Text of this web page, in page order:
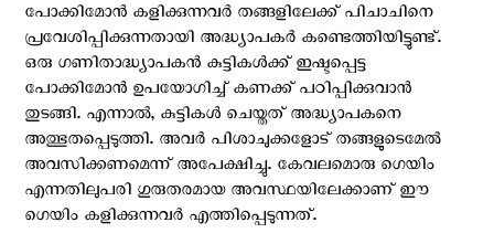
പോക്കിമോന്‍ കളിക്കുന്നവര്‍ തങ്ങളിലേക്ക് പിചാചിനെ
പ്രവേശിപ്പിക്കുന്നതായി അദ്ധ്യാപകര്‍ കണ്ടെത്തിയിട്ടുണ്ട്.
ഒരു ഗണിതാദ്ധ്യാപകന്‍ കുട്ടികള്‍ക്ക് ഇഷ്ടപ്പെട്ട
പോക്കിമോന്‍ ഉപയോഗിച്ച് കണക്ക് പഠിപ്പിക്കുവാന്‍
തുടങ്ങി. എന്നാല്‍, കുട്ടികള്‍ ചെയ്തത് അദ്ധ്യാപകനെ
അത്ഭുതപ്പെടുത്തി. അവര്‍ പിശാചുക്കളോട് തങ്ങളുടെമേല്‍
അവസിക്കണമെന്ന് അപേക്ഷിച്ചു. കേവലമൊരു ഗെയിം
എന്നതിലുപരി ഗുരുതരമായ അവസ്ഥയിലേക്കാണ് ഈ
ഗെയിം കളിക്കുന്നവര്‍ എത്തിപ്പെടുന്നത്.